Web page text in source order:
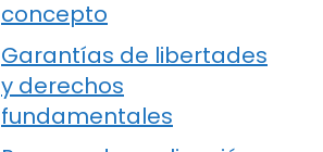
concepto
Garantías de libertades
y derechos
fundamentales